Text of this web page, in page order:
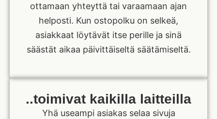
ottamaan yhteyttä tai varaamaan ajan
helposti. Kun ostopolku on selkeä,
asiakkaat löytävät itse perille ja sinä
säästät aikaa päivittäiseltä säätämiseltä.
..toimivat kaikilla laitteilla
Yhä useampi asiakas selaa sivuja